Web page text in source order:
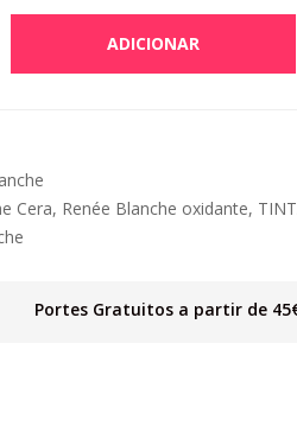
ADICIONAR
Cera, Renée Blanche oxidante,
Portes Gratuitos a partir de